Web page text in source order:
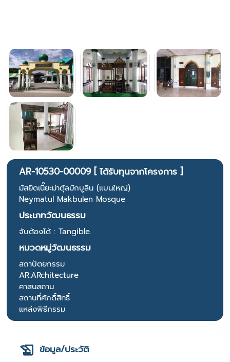
AR-10530-00009 [ ได้รับทุนจากโครงการ ]
มัสยิดเนี๊ยะม่าตุ้ลมักบูลีน (แบนใหญ่)
Neymatul Makbulen Mosque
ประเภทวัฒนธรรม
จับต้องได้ : Tangible.
หมวดหมู่วัฒนธรรม
สถาปัตยกรรม
AR:ARchitecture
ศาสนสถาน
สถานที่ศักดิ์สิทธิ์
แหล่งพิธีกรรม
ข้อมูล/ประวัติ